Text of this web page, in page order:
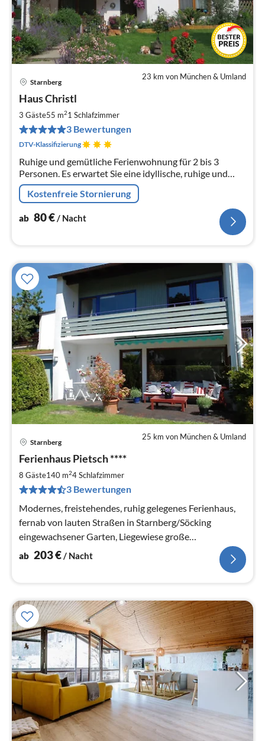
23 km von München & Umland
Starnberg
Haus Christl
3 Gäste55 m21 Schlafzimmer
3 Bewertungen
DTV-Klassifizierung
Ruhige und gemütliche Ferienwohnung für 2 bis 3
Personen. Es erwartet Sie eine idyllische, ruhige und
erholsame Atmosphäre.
Kostenfreie Stornierung
ab 80€/ Nacht
25 km von München & Umland
Starnberg
Ferienhaus Pietsch ****
8 Gäste140 m24Schlafzimmer
3 Bewertungen
Modernes, freistehendes, ruhig gelegenes Ferienhaus,
fernab von lauten Straßen in Starnberg/Söcking
eingewachsener Garten, Liegewiese große
Sonnenterrasse, für bis zu 8 Personen
ab 203€/ Nacht